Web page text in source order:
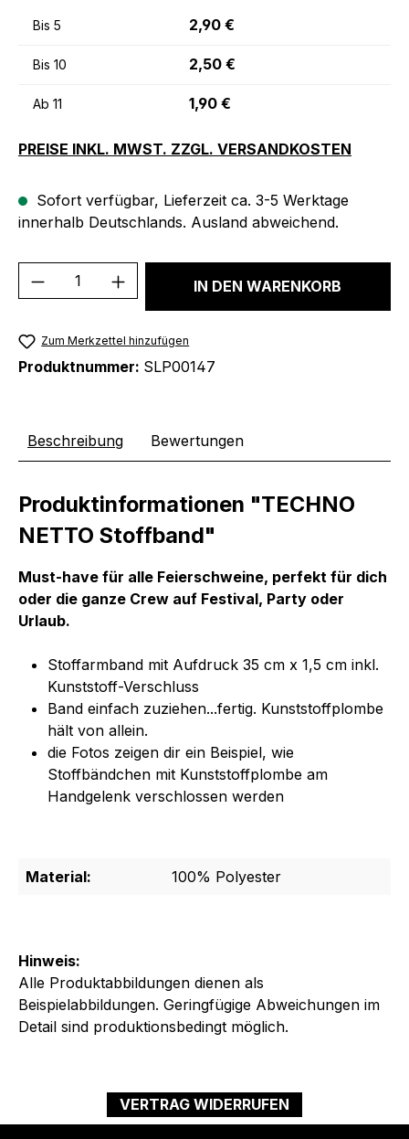
Hinweis:
Alle Produktabbildungen dienen als
Beispielabbildungen. Geringfügige Abweichungen im
Detail sind produktionsbedingt möglich.
Bis 5 2,90 €
Bis 10 2,50 €
Ab 11 1,90 €
PREISE INKL. MWST. ZZGL. VERSANDKOSTEN
Sofort verfügbar, Lieferzeit ca. 3-5 Werktage
innerhalb Deutschlands. Ausland abweichend.
Produkt Anzahl: Gib denIN DEN WARENKORB
Zum Merkzettel hinzufügen
Produktnummer: SLP00147
Beschreibung Bewertungen
Produktinformationen "TECHNO
NETTO Stoffband"
Must-have für alle Feierschweine, perfekt für dich
oder die ganze Crew auf Festival, Party oder
Urlaub.
Stoffarmband mit Aufdruck 35 cm x 1,5 cm inkl.
Kunststoff-Verschluss
Band einfach zuziehen...fertig. Kunststoffplombe
hält von allein.
die Fotos zeigen dir ein Beispiel, wie
Stoffbändchen mit Kunststoffplombe am
Handgelenk verschlossen werden
Material: 100% Polyester
VERTRAG WIDERRUFEN